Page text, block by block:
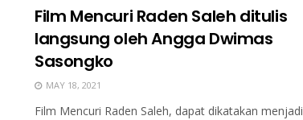
Film Mencuri Raden Saleh ditulis
langsung oleh Angga Dwimas
Sasongko
MAY 18, 2021
Film Mencuri Raden Saleh, dapat dikatakan menjadi